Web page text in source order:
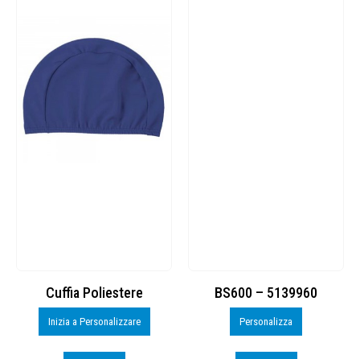
Cuffia Poliestere
Inizia a Personalizzare
BS600 – 5139960
Personalizza